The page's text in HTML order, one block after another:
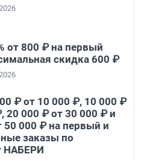
от 800 ₽ на первый
скидка 600 ₽
₽ от 10 000 ₽, 10 000 ₽
20 000 ₽ от 30 000 ₽ и
50 000 ₽ на первый и
заказы по
НАБЕРИ